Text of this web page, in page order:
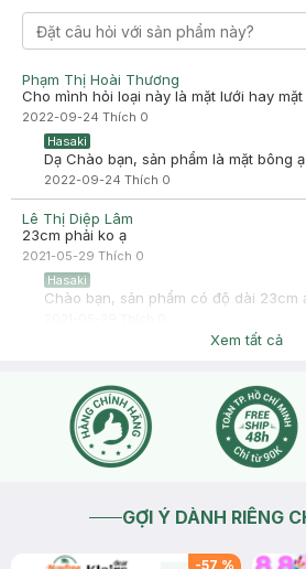
Phạm Thị Hoài Thương
Cho mình hỏi loại này là mặt lưới hay mặt
2022-09-24 Thích 0
Hasaki
Dạ Chào bạn, sản phẩm là mặt bông ạ
2022-09-24 Thích 0
Lê Thị Diệp Lâm
23cm phải ko ạ
2021-05-29 Thích 0
Hasaki
Chào bạn, sản phẩm có độ dài 23cm
Xem tất cả
GỢI Ý DÀNH RIÊNG
-57 %